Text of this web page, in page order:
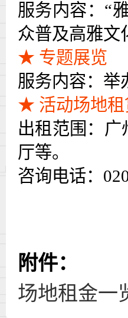
服务内容： “
众普及高雅文
★ 专题展览
服务内容：举
★ 活动场地租
出租范围：广
厅等。
咨询电话：
附件：
场地租金一